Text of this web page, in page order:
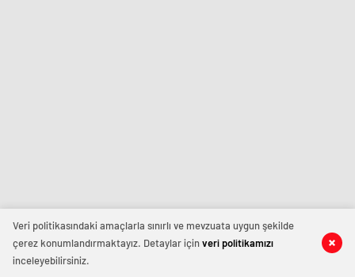
Veri politikasındaki amaçlarla sınırlı ve mevzuata uygun şekilde
çerez konumlandırmaktayız. Detaylar içinveri politikamızı
inceleyebilirsiniz.